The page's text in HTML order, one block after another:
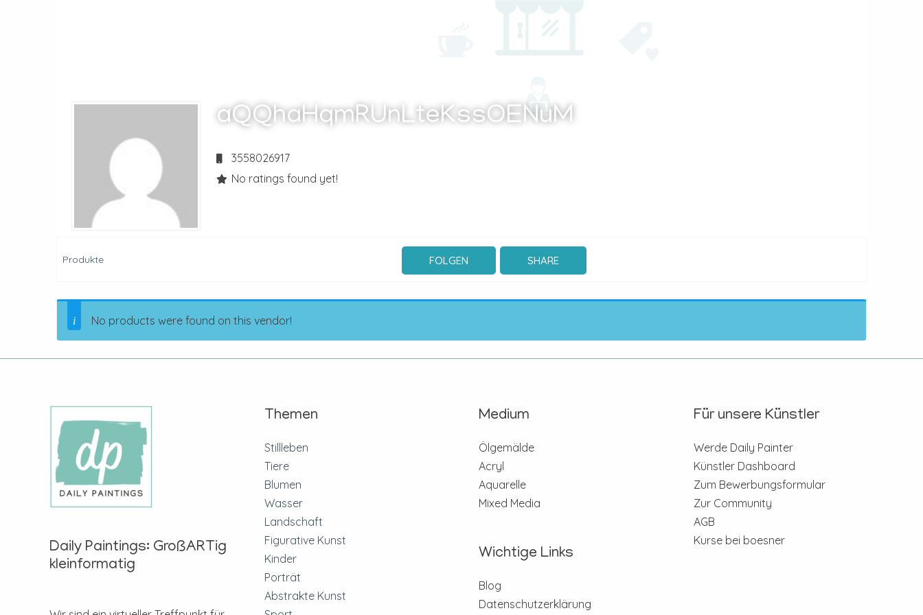
aQQhaHqmRUnLteKssOENuM
3558026917
No ratings found yet!
Produkte FOLGEN SHARE
No products were found on this vendor!
Daily Paintings: GroßARTig
kleinformatig
Themen
Stillleben
Tiere
Blumen
Wasser
Landschaft
Figurative Kunst
Kinder
Porträt
Abstrakte Kunst
Medium
Ölgemälde
Acryl
Aquarelle
Mixed Media
Wichtige Links
Blog
Datenschutzerklärung
Für unsere Künstler
Werde Daily Painter
Künstler Dashboard
Zum Bewerbungsformular
Zur Community
AGB
Kurse bei boesner